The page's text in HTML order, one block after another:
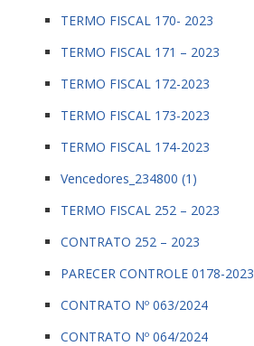
TERMO FISCAL 170- 2023
TERMO FISCAL 171 – 2023
TERMO FISCAL 172-2023
TERMO FISCAL 173-2023
TERMO FISCAL 174-2023
Vencedores_234800 (1)
TERMO FISCAL 252 – 2023
CONTRATO 252 – 2023
PARECER CONTROLE 0178-2023
CONTRATO Nº 063/2024
CONTRATO Nº 064/2024